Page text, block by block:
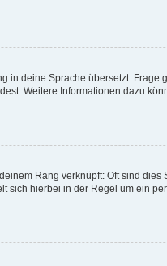
deine Sprache übersetzt. Frage
Weitere Informationen dazu
Rang verknüpft: Oft sind
sich hierbei in der Regel um ein